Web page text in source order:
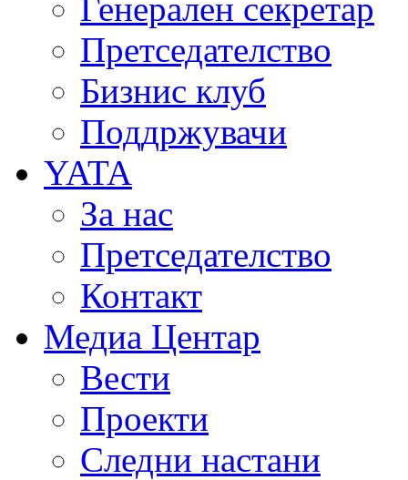
Генерален секретар
Претседателство
Бизнис клуб
Поддржувачи
YATA
За нас
Претседателство
Контакт
Медиа Центар
Вести
Проекти
Следни настани